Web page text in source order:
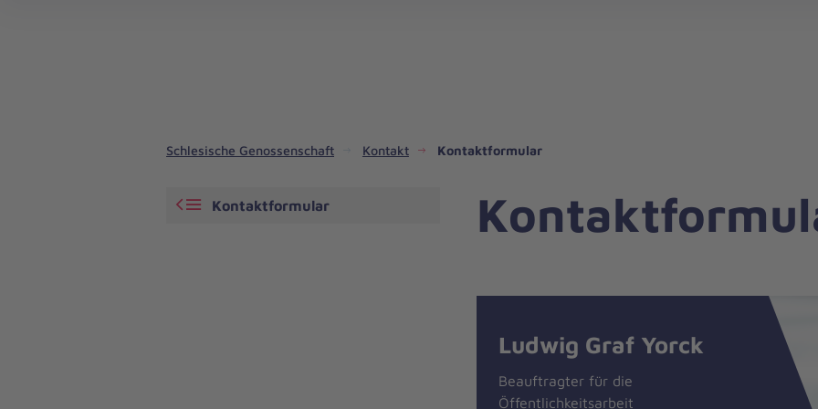
Schlesische Genossenschaft Kontakt Kontaktformular
Ludwig Graf Yorck
Beauftragter für die
Öffentlichkeitsarbeit
Kontaktformular